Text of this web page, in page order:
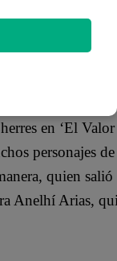
en ‘El
personajes
quien
Anelhí Arias,